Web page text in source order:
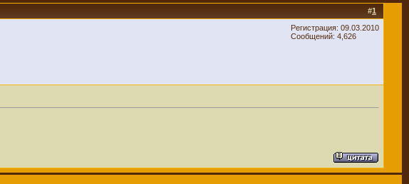
#1
Регистрация: 09.03.2010
Сообщений: 4,626